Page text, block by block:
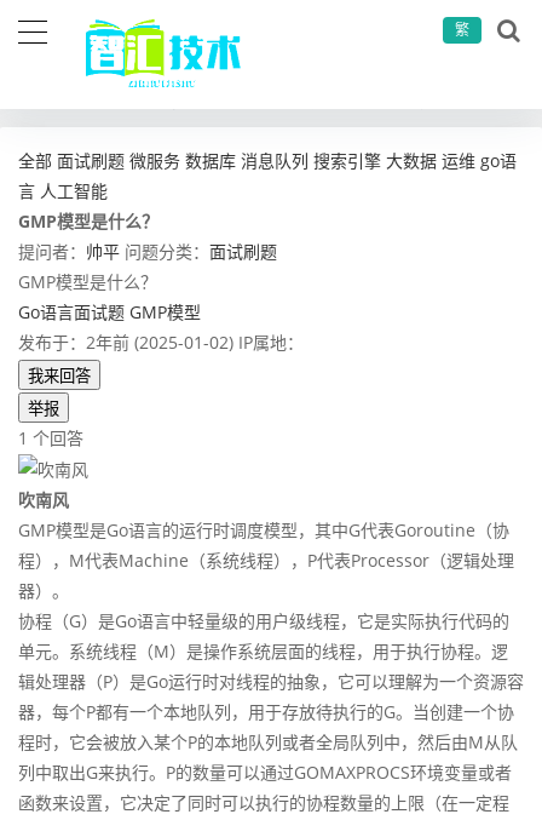
繁
全部 面试刷题 微服务 数据库 消息队列 搜索引擎 大数据 运维 go语
言 人工智能
GMP模型是什么？
提问者： 帅平 问题分类： 面试刷题
GMP模型是什么？
Go语言面试题 GMP模型
发布于：2年前 (2025-01-02) IP属地：
我来回答
举报
1 个回答
吹南风
GMP模型是Go语言的运行时调度模型，其中G代表Goroutine（协
程），M代表Machine（系统线程），P代表Processor（逻辑处理
器）。
协程（G）是Go语言中轻量级的用户级线程，它是实际执行代码的
单元。系统线程（M）是操作系统层面的线程，用于执行协程。逻
辑处理器（P）是Go运行时对线程的抽象，它可以理解为一个资源容
器，每个P都有一个本地队列，用于存放待执行的G。当创建一个协
程时，它会被放入某个P的本地队列或者全局队列中，然后由M从队
列中取出G来执行。P的数量可以通过GOMAXPROCS环境变量或者
函数来设置，它决定了同时可以执行的协程数量的上限（在一定程